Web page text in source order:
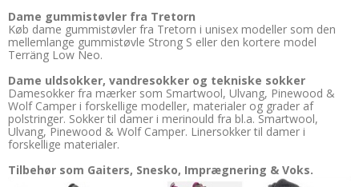
Dame gummistøvler fra Tretorn
Køb dame gummistøvler fra Tretorn i unisex modeller som den
mellemlange gummistøvle Strong S eller den kortere model
Terräng Low Neo.
Dame uldsokker, vandresokker og tekniske sokker
Damesokker fra mærker som Smartwool, Ulvang, Pinewood &
Wolf Camper i forskellige modeller, materialer og grader af
polstringer. Sokker til damer i merinould fra bl.a. Smartwool,
Ulvang, Pinewood & Wolf Camper. Linersokker til damer i
forskellige materialer.
Tilbehør som Gaiters, Snesko, Imprægnering & Voks.